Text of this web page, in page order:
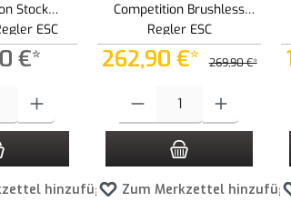
Stock
ESC
€*
hinzufügen
Competition Brushless
Regler ESC
262,90 €* 269,90 €*
Zum Merkzettel